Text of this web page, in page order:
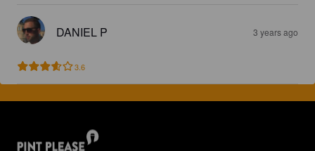
DANIEL P 3 years ago
3.6